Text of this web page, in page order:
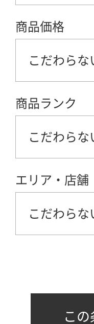
商品価格
こだわらな
商品ランク
こだわらな
エリア・店舗
こだわらな
この